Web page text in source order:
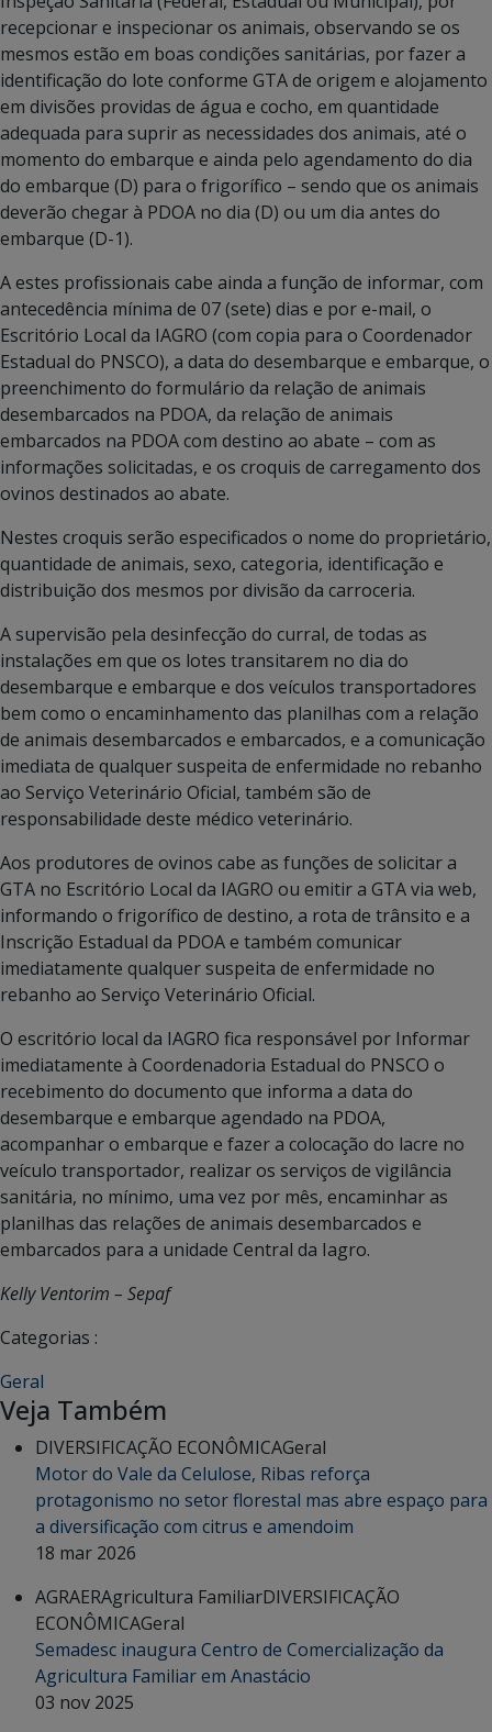
recepcionar e inspecionar os animais, observando se os
mesmos estão em boas condições sanitárias, por fazer a
identificação do lote conforme GTA de origem e alojamento
em divisões providas de água e cocho, em quantidade
adequada para suprir as necessidades dos animais, até o
momento do embarque e ainda pelo agendamento do dia
do embarque (D) para o frigorífico – sendo que os animais
deverão chegar à PDOA no dia (D) ou um dia antes do
embarque (D-1).
A estes profissionais cabe ainda a função de informar, com
antecedência mínima de 07 (sete) dias e por e-mail, o
Escritório Local da IAGRO (com copia para o Coordenador
Estadual do PNSCO), a data do desembarque e embarque, o
preenchimento do formulário da relação de animais
desembarcados na PDOA, da relação de animais
embarcados na PDOA com destino ao abate – com as
informações solicitadas, e os croquis de carregamento dos
ovinos destinados ao abate.
Nestes croquis serão especificados o nome do proprietário,
quantidade de animais, sexo, categoria, identificação e
distribuição dos mesmos por divisão da carroceria.
A supervisão pela desinfecção do curral, de todas as
instalações em que os lotes transitarem no dia do
desembarque e embarque e dos veículos transportadores
bem como o encaminhamento das planilhas com a relação
de animais desembarcados e embarcados, e a comunicação
imediata de qualquer suspeita de enfermidade no rebanho
ao Serviço Veterinário Oficial, também são de
responsabilidade deste médico veterinário.
Aos produtores de ovinos cabe as funções de solicitar a
GTA no Escritório Local da IAGRO ou emitir a GTA via web,
informando o frigorífico de destino, a rota de trânsito e a
Inscrição Estadual da PDOA e também comunicar
imediatamente qualquer suspeita de enfermidade no
rebanho ao Serviço Veterinário Oficial.
O escritório local da IAGRO fica responsável por Informar
imediatamente à Coordenadoria Estadual do PNSCO o
recebimento do documento que informa a data do
desembarque e embarque agendado na PDOA,
acompanhar o embarque e fazer a colocação do lacre no
veículo transportador, realizar os serviços de vigilância
sanitária, no mínimo, uma vez por mês, encaminhar as
planilhas das relações de animais desembarcados e
embarcados para a unidade Central da Iagro.
Kelly Ventorim – Sepaf
Categorias :
Geral
Veja Também
DIVERSIFICAÇÃO ECONÔMICAGeral
Motor do Vale da Celulose, Ribas reforça
protagonismo no setor florestal mas abre espaço para
a diversificação com citrus e amendoim
18 mar 2026
AGRAERAgricultura FamiliarDIVERSIFICAÇÃO
ECONÔMICAGeral
Semadesc inaugura Centro de Comercialização da
Agricultura Familiar em Anastácio
03 nov 2025